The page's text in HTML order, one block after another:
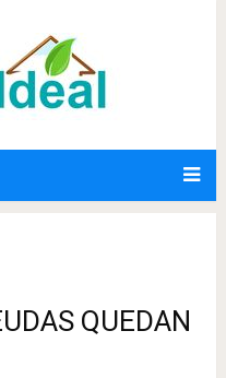
QUEDAN